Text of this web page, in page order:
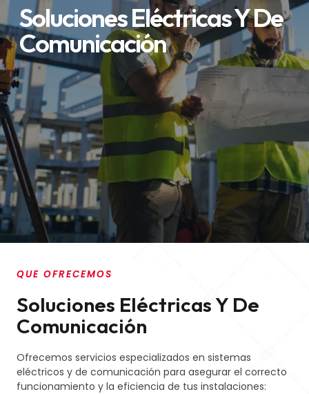
Soluciones Eléctricas Y De
Comunicación
QUE OFRECEMOS
Soluciones Eléctricas Y De
Comunicación
Ofrecemos servicios especializados en sistemas
eléctricos y de comunicación para asegurar el correcto
funcionamiento y la eficiencia de tus instalaciones: